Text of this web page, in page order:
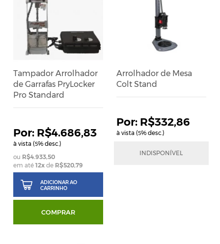
Tampador Arrolhador
de Garrafas PryLocker
Pro Standard
R$4.686,83
à vista (5% desc.)
R$4.933,50
em até12x de R$520,79
ADICIONAR AO
CARRINHO
COMPRAR
Arrolhador de Mesa
Colt Stand
R$332,86
à vista (5% desc.)
12xdeR$36,99
INDISPONÍVEL